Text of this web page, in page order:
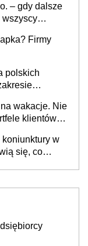
– gdy dalsze
wszyscy
Firmy
polskich
wakacje. Nie
klientów
koniunktury w
się, co